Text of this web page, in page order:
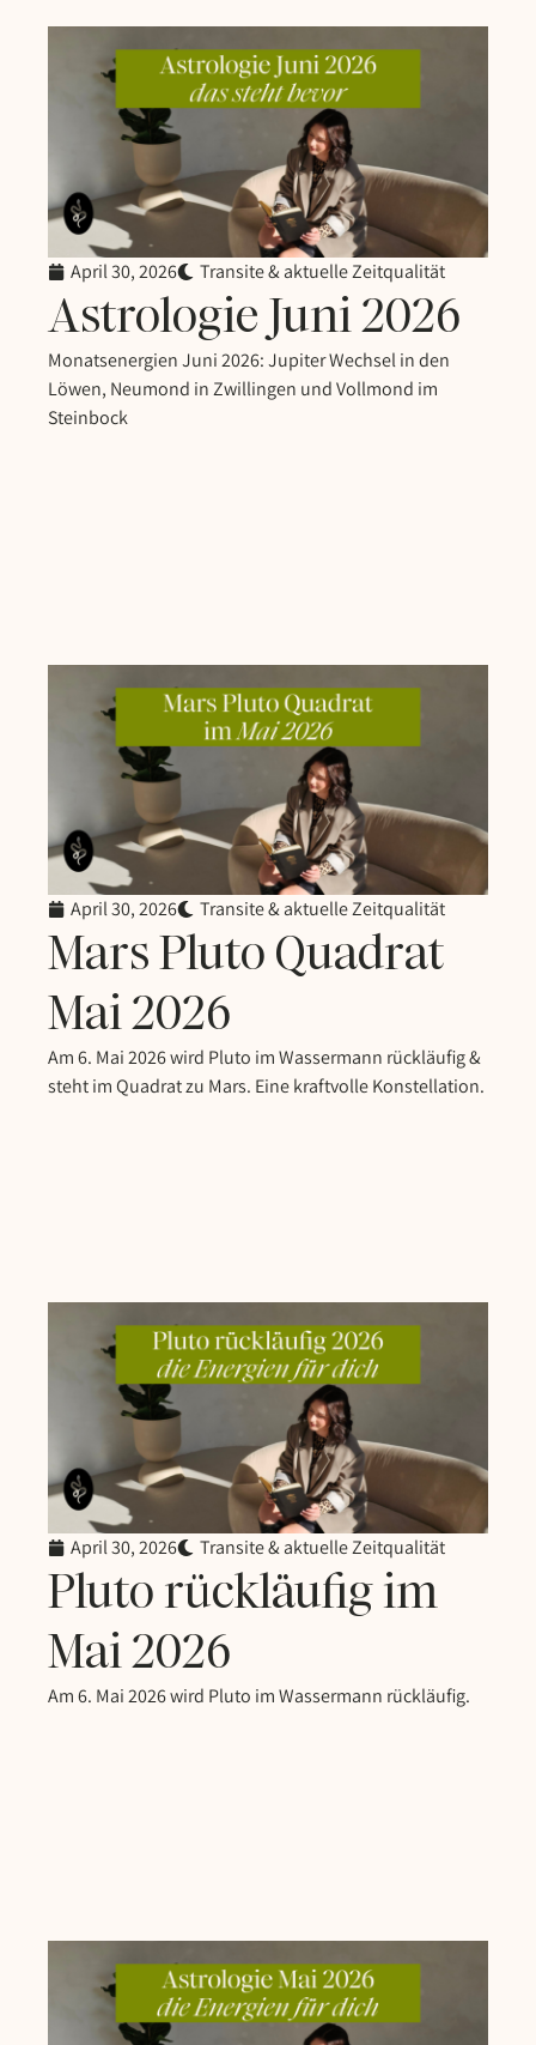
April 30, 2026 Transite & aktuelle Zeitqualität
Astrologie Juni 2026
Monatsenergien Juni 2026: Jupiter Wechsel in den
Löwen, Neumond in Zwillingen und Vollmond im
Steinbock
April 30, 2026 Transite & aktuelle Zeitqualität
Mars Pluto Quadrat
Mai 2026
Am 6. Mai 2026 wird Pluto im Wassermann rückläufig &
steht im Quadrat zu Mars. Eine kraftvolle Konstellation.
April 30, 2026 Transite & aktuelle Zeitqualität
Pluto rückläufig im
Mai 2026
Am 6. Mai 2026 wird Pluto im Wassermann rückläufig.